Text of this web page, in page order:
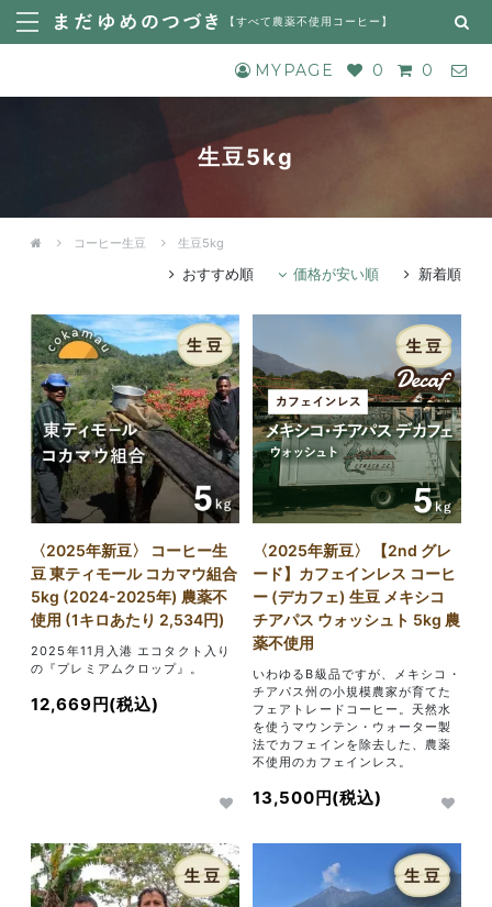
【すべて農薬不使用コーヒー 】
MYPAGE 0 0
生豆5kg
コーヒー生豆 生豆5kg
おすすめ順 価格が安い順 新着順
〈2025年新豆〉 コーヒー生
豆 東ティモール コカマウ組合
5kg (2024-2025年) 農薬不
使用 (1キロあたり 2,534円)
2025年11月入港 エコタクト入り
の『プレミアムクロップ』。
12,669円(税込)
〈2025年新豆〉 【2nd グレ
ード】カフェインレス コーヒ
ー (デカフェ) 生豆 メキシコ
チアパス ウォッシュト 5kg 農
薬不使用
いわゆるB級品ですが、メキシコ・
チアパス州の小規模農家が育てた
フェアトレードコーヒー。天然水
を使うマウンテン・ウォーター製
法でカフェインを除去した、農薬
不使用のカフェインレス。
13,500円(税込)